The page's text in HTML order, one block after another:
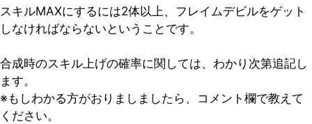
スキルMAXにするには2体以上、フレイムデビルをゲット
しなければならないということです。
合成時のスキル上げの確率に関しては、わかり次第追記し
ます。
※もしわかる方がおりましましたら、コメント欄で教えて
ください。